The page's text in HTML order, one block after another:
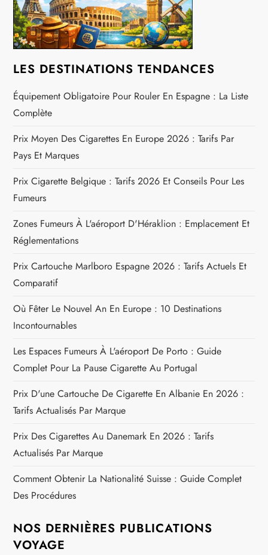
’
a
r
t
i
c
l
e
LES DESTINATIONS TENDANCES
Équipement Obligatoire Pour Rouler En Espagne : La Liste
Complète
Prix Moyen Des Cigarettes En Europe 2026 : Tarifs Par
Pays Et Marques
Prix Cigarette Belgique : Tarifs 2026 Et Conseils Pour Les
Fumeurs
Zones Fumeurs À L'aéroport D'Héraklion : Emplacement Et
Réglementations
Prix Cartouche Marlboro Espagne 2026 : Tarifs Actuels Et
Comparatif
Où Fêter Le Nouvel An En Europe : 10 Destinations
Incontournables
Les Espaces Fumeurs À L'aéroport De Porto : Guide
Complet Pour La Pause Cigarette Au Portugal
Prix D'une Cartouche De Cigarette En Albanie En 2026 :
Tarifs Actualisés Par Marque
Prix Des Cigarettes Au Danemark En 2026 : Tarifs
Actualisés Par Marque
Comment Obtenir La Nationalité Suisse : Guide Complet
Des Procédures
NOS DERNIÈRES PUBLICATIONS
VOYAGE